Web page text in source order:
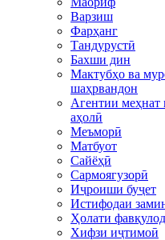
Варзиш
Фарҳанг
Тандурустӣ
Бахши дин
Мактубҳо ва
шаҳрвандон
Агентии меҳнат
аҳолӣ
Меъморӣ
Матбуот
Сайёҳӣ
Сармоягузорӣ
Иҷроиши буҷет
Истифодаи
Ҳолати
Хифзи иҷтимоӣ